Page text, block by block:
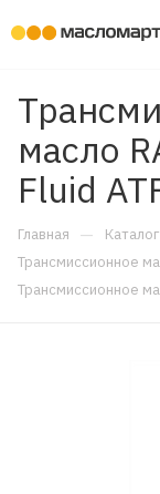
масло
Fluid
Главная — Каталог
Трансмиссионное
Трансмиссионное